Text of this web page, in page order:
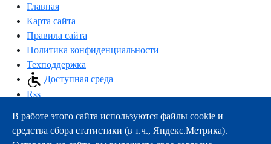
Главная
Карта сайта
Правила сайта
Политика конфиденциальности
Техподдержка
Доступная среда
Rss
163000, г.Архангельск, пр-т Троицкий, 51
тел.:+7 (8182) 21-11-63
В работе этого сайта используются файлы cookie и
средства сбора статистики (в т.ч., Яндекс.Метрика).